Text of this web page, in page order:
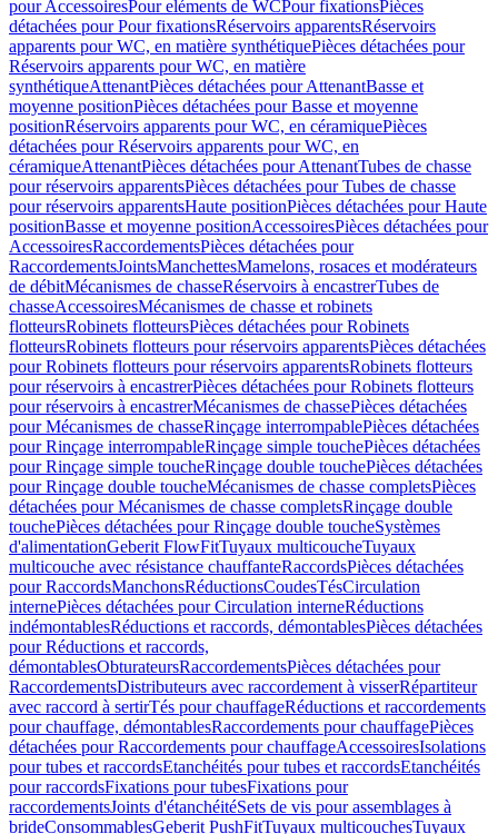
pour AccessoiresPour eléments de WCPour fixationsPièces
détachées pour Pour fixationsRéservoirs apparentsRéservoirs
apparents pour WC, en matière synthétiquePièces détachées pour
Réservoirs apparents pour WC, en matière
synthétiqueAttenantPièces détachées pour AttenantBasse et
moyenne positionPièces détachées pour Basse et moyenne
positionRéservoirs apparents pour WC, en céramiquePièces
détachées pour Réservoirs apparents pour WC, en
céramiqueAttenantPièces détachées pour AttenantTubes de chasse
pour réservoirs apparentsPièces détachées pour Tubes de chasse
pour réservoirs apparentsHaute positionPièces détachées pour Haute
positionBasse et moyenne positionAccessoiresPièces détachées pour
AccessoiresRaccordementsPièces détachées pour
RaccordementsJointsManchettesMamelons, rosaces et modérateurs
de débitMécanismes de chasseRéservoirs à encastrerTubes de
chasseAccessoiresMécanismes de chasse et robinets
flotteursRobinets flotteursPièces détachées pour Robinets
flotteursRobinets flotteurs pour réservoirs apparentsPièces détachées
pour Robinets flotteurs pour réservoirs apparentsRobinets flotteurs
pour réservoirs à encastrerPièces détachées pour Robinets flotteurs
pour réservoirs à encastrerMécanismes de chassePièces détachées
pour Mécanismes de chasseRinçage interrompablePièces détachées
pour Rinçage interrompableRinçage simple touchePièces détachées
pour Rinçage simple toucheRinçage double touchePièces détachées
pour Rinçage double toucheMécanismes de chasse completsPièces
détachées pour Mécanismes de chasse completsRinçage double
touchePièces détachées pour Rinçage double toucheSystèmes
d'alimentationGeberit FlowFitTuyaux multicoucheTuyaux
multicouche avec résistance chauffanteRaccordsPièces détachées
pour RaccordsManchonsRéductionsCoudesTésCirculation
internePièces détachées pour Circulation interneRéductions
indémontablesRéductions et raccords, démontablesPièces détachées
pour Réductions et raccords,
démontablesObturateursRaccordementsPièces détachées pour
RaccordementsDistributeurs avec raccordement à visserRépartiteur
avec raccord à sertirTés pour chauffageRéductions et raccordements
pour chauffage, démontablesRaccordements pour chauffagePièces
détachées pour Raccordements pour chauffageAccessoiresIsolations
pour tubes et raccordsEtanchéités pour tubes et raccordsEtanchéités
pour raccordsFixations pour tubesFixations pour
raccordementsJoints d'étanchéitéSets de vis pour assemblages à
brideConsommablesGeberit PushFitTuyaux multicouchesTuyaux